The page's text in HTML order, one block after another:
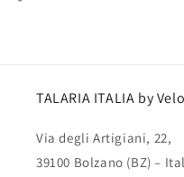
TALARIA ITALIA by
Via degli Artigiani, 22,
39100 Bolzano (BZ) –